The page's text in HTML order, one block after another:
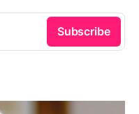
Subscribe